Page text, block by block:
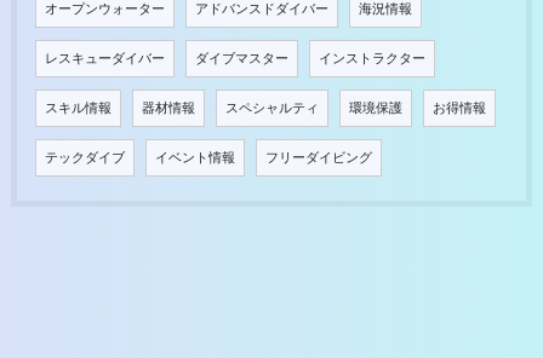
オープンウォーター アドバンスドダイバー 海況情報
レスキューダイバー ダイブマスター インストラクター
スキル情報 器材情報 スペシャルティ 環境保護 お得情報
テックダイブ イベント情報 フリーダイビング